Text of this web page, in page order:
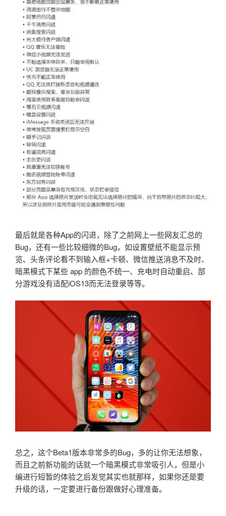
最后就是各种App的闪退，除了之前网上一些网友汇总的
Bug，还有一些比较细微的Bug，如设置壁纸不能显示预
览、头条评论看不到输入框+卡顿、微信推送消息不及时、
暗黑模式下某些 app 的颜色不统一、充电时自动重启、部
分游戏没有适配iOS13而无法登录等等。
总之，这个Beta1版本非常多的Bug，多的让你无法想象，
而且之前新功能的话就一个暗黑模式非常吸引人，但是小
编进行短暂的体验之后发觉其实也就那样，如果你还是要
升级的话，一定要进行备份跟做好心理准备。